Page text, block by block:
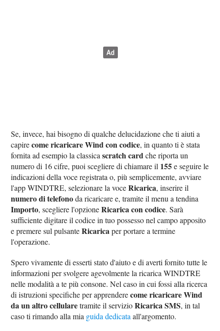
Se, invece, hai bisogno di qualche delucidazione che ti aiuti a
capirecome ricaricare Wind con codice, in quanto ti è stata
fornita ad esempio la classicascratch cardche riporta un
numero di 16 cifre, puoi scegliere di chiamare il 155e seguire le
indicazioni della voce registrata o, più semplicemente, avviare
l'app WINDTRE, selezionare la voceRicarica, inserire il
numero di telefonoda ricaricare e, tramite il menu a tendina
Importo, scegliere l'opzioneRicarica con codice. Sarà
sufficiente digitare il codice in tuo possesso nel campo apposito
e premere sul pulsanteRicaricaper portare a termine
l'operazione.
Spero vivamente di esserti stato d'aiuto e di averti fornito tutte le
informazioni per svolgere agevolmente la ricarica WINDTRE
nelle modalità a te più consone. Nel caso in cui fossi alla ricerca
di istruzioni specifiche per apprenderecome ricaricare Wind
da un altro cellularetramite il servizioRicarica SMS, in tal
caso ti rimando alla mia guida dedicataall'argomento.